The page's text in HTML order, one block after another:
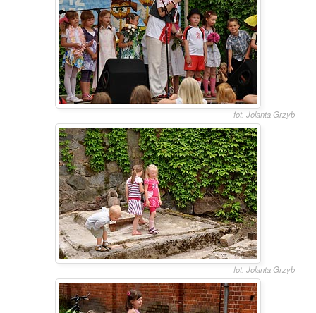
fot. Jolanta Grzyb
fot. Jolanta Grzyb